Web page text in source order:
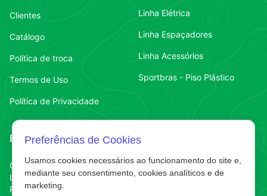
Clientes
Catálogo
Política de troca
Termos de Uso
Política de Privacidade
Linha Elétrica
Linha Espaçadores
Linha Acessórios
Sportbras - Piso Plástico
Endereço
Chapecó-SC
Líder
R. Abelardo Luz
Contato
(49) 3323-7484Contato
Preferências de Cookies
Usamos cookies necessários ao funcionamento do site e,
mediante seu consentimento, cookies analíticos e de
marketing.